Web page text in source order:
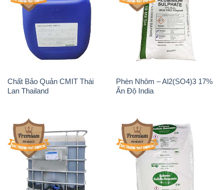
Chất Bảo Quản CMIT Thái
Lan Thailand
Phèn Nhôm – Al2(SO4)3 17%
Ấn Độ India
Chất tạo bọt Las P Tico Tank
IBC Bồn Việt Nam
Sodium Benzoate – Mốc Bột
Kalama Food Grade Mỹ Usa